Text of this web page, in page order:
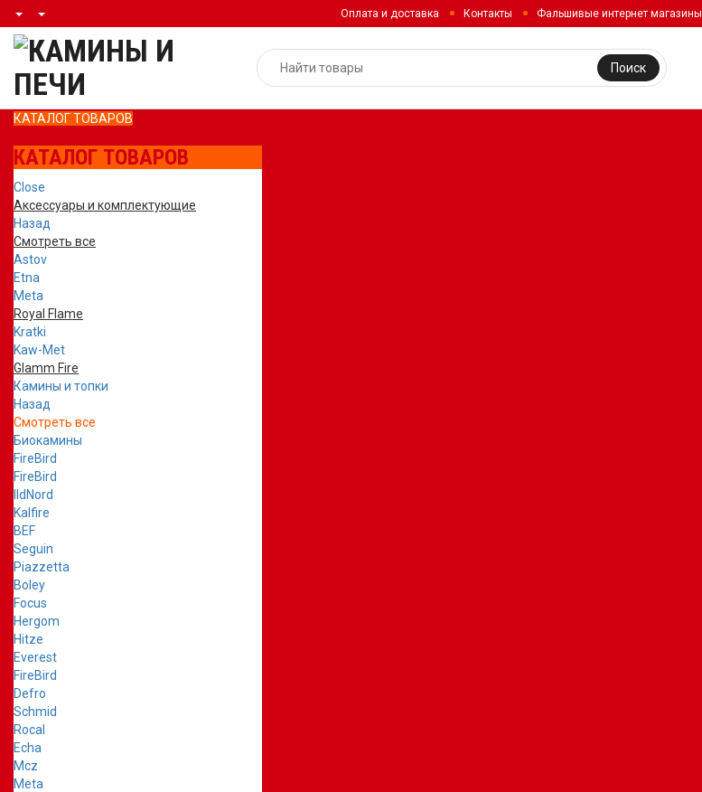
Оплата и доставка Контакты Фальшивые интернет магазины
Поиск
КАТАЛОГ ТОВАРОВ
КАТАЛОГ ТОВАРОВ
Close
Аксессуары и комплектующие
Назад
Смотреть все
Astov
Etna
Meta
Royal Flame
Kratki
Kaw-Met
Glamm Fire
Камины и топки
Назад
Смотреть все
Биокамины
FireBird
FireBird
IldNord
Kalfire
BEF
Seguin
Piazzetta
Boley
Focus
Hergom
Hitze
Everest
FireBird
Defro
Schmid
Rocal
Echa
Mcz
Meta